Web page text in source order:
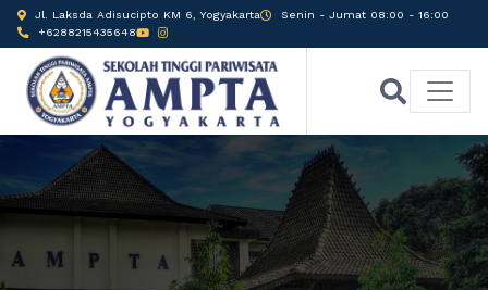
Jl. Laksda Adisucipto KM 6, Yogyakarta
Senin - Jumat 08:00 - 16:00
+6288215435648